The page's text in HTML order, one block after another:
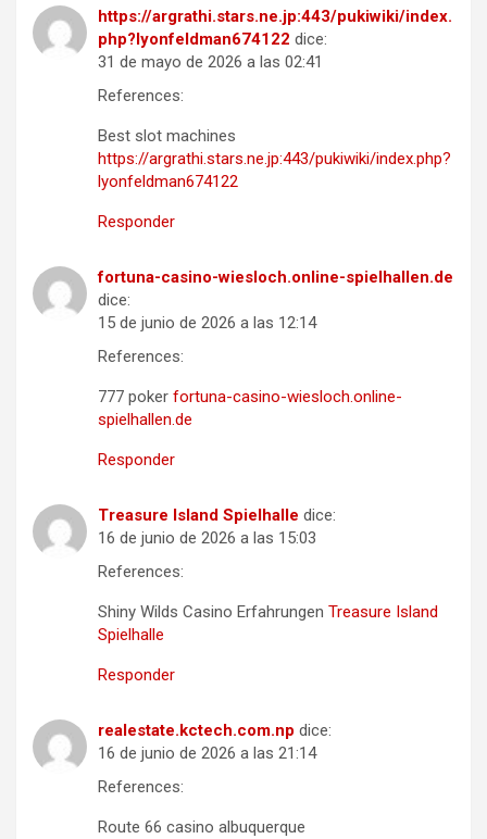
https://argrathi.stars.ne.jp:443/pukiwiki/index.
php?lyonfeldman674122 dice:
31 de mayo de 2026 a las 02:41
References:
Best slot machines
https://argrathi.stars.ne.jp:443/pukiwiki/index.php?
lyonfeldman674122
Responder
fortuna-casino-wiesloch.online-spielhallen.de
dice:
15 de junio de 2026 a las 12:14
References:
777 poker fortuna-casino-wiesloch.online-
spielhallen.de
Responder
Treasure Island Spielhalle dice:
16 de junio de 2026 a las 15:03
References:
Shiny Wilds Casino Erfahrungen Treasure Island
Spielhalle
Responder
realestate.kctech.com.np dice:
16 de junio de 2026 a las 21:14
References:
Route 66 casino albuquerque